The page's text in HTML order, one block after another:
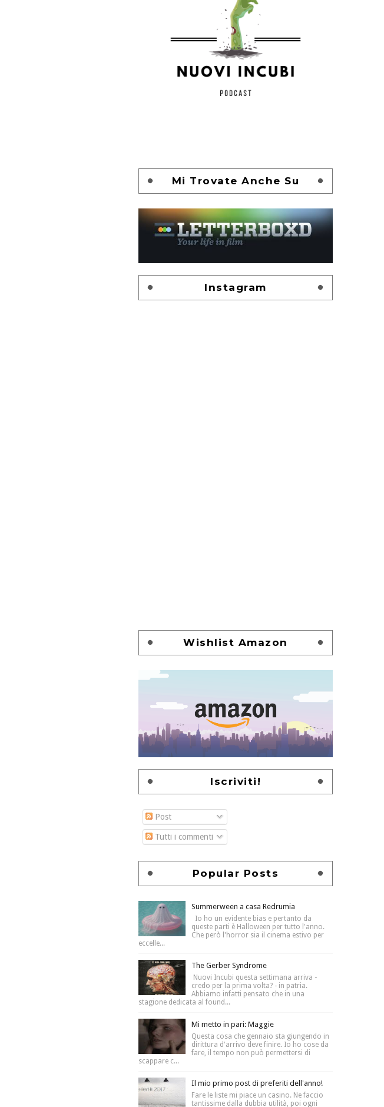
Mi Trovate Anche Su
Instagram
Wishlist Amazon
Iscriviti!
Post
Tutti i commenti
Popular Posts
Summerween a casa Redrumia
Io ho un evidente bias e pertanto da
queste parti è Halloween per tutto l'anno.
Che però l'horror sia il cinema estivo per
eccelle...
The Gerber Syndrome
Nuovi Incubi questa settimana arriva -
credo per la prima volta? - in patria.
Abbiamo infatti pensato che in una
stagione dedicata al found...
Mi metto in pari: Maggie
Questa cosa che gennaio sta giungendo in
dirittura d'arrivo deve finire. Io ho cose da
fare, il tempo non può permettersi di
scappare c...
Il mio primo post di preferiti dell'anno!
Fare le liste mi piace un casino. Ne faccio
tantissime dalla dubbia utilità, poi ogni